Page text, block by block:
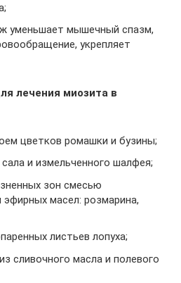
уменьшает мышечный спазм,
укрепляет
лечения миозита в
цветков ромашки и бузины;
и измельченного шалфея;
зон смесью
эфирных масел: розмарина,
листьев лопуха;
сливочного масла и полевого